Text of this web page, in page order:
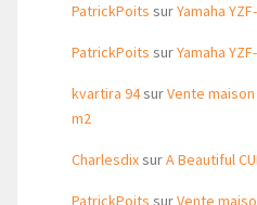
PatrickPoits surYamaha
PatrickPoits surYamaha
kvartira 94surVente
m2
CharlesdixsurA Beautiful
PatrickPoits surVente